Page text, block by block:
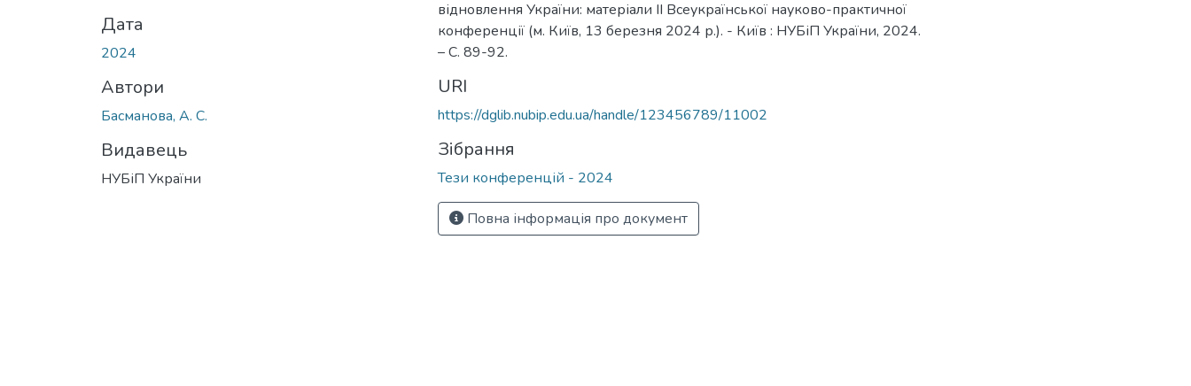
Дата
2024
Автори
Басманова, А. С.
Видавець
НУБіП України
відновлення України: матеріали ІІ Всеукраїнської науково-практичної
конференції (м. Київ, 13 березня 2024 р.). - Київ : НУБіП України, 2024.
– С. 89-92.
URI
https://dglib.nubip.edu.ua/handle/123456789/11002
Зібрання
Тези конференцій - 2024
Повна інформація про документ